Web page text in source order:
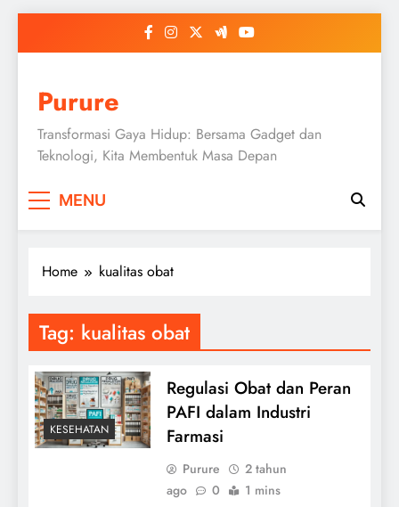
Purure
Transformasi Gaya Hidup: Bersama Gadget dan
Teknologi, Kita Membentuk Masa Depan
MENU
Home kualitas obat
Tag: kualitas obat
KESEHATAN
Regulasi Obat dan Peran
PAFI dalam Industri
Farmasi
Purure
2 tahun
ago
0 1 mins